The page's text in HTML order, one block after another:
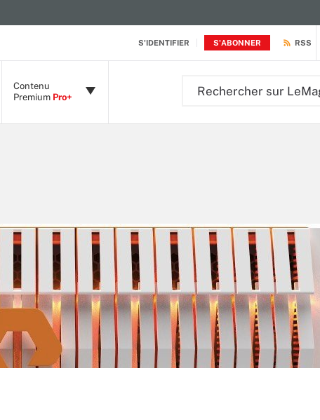
S'IDENTIFIER S'ABONNER RSS
Contenu
Premium Pro+